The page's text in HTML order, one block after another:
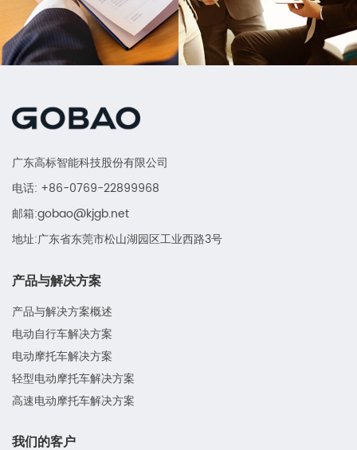
广东高标智能科技股份有限公司
电话: +86-0769-22899968
邮箱:gobao@kjgb.net
地址:广东省东莞市松山湖园区工业西路3号
产品与解决方案
产品与解决方案概述
电动自行车解决方案
电动摩托车解决方案
轻型电动摩托车解决方案
高速电动摩托车解决方案
我们的客户